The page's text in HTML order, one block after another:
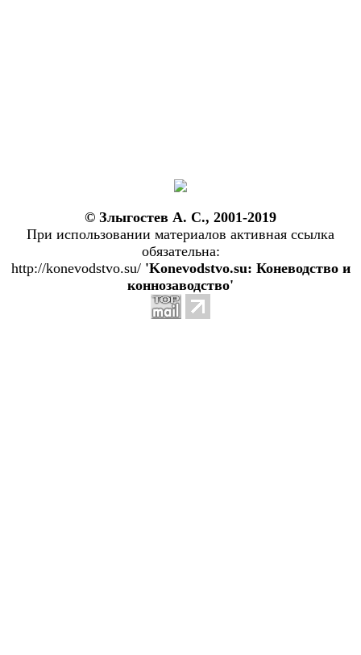
© Злыгостев А. С., 2001-2019
При использовании материалов активная ссылка
обязательна:
http://konevodstvo.su/ 'Konevodstvo.su: Коневодство и
коннозаводство'